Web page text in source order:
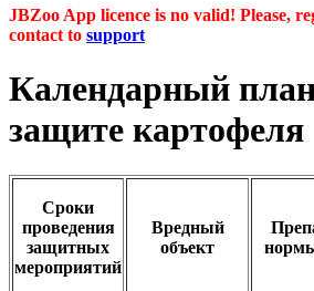
JBZoo App licence is no valid! Please,
contact to support
Календарный
защите картофеля
Сроки
проведения
защитных
мероприятий
Вредный
объект